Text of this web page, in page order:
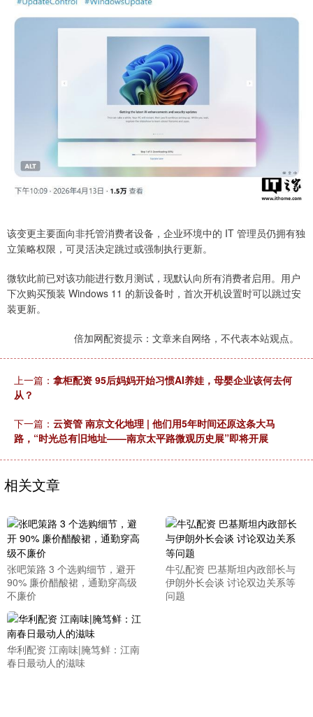
该变更主要面向非托管消费者设备，企业环境中的 IT 管理员仍拥有独
立策略权限，可灵活决定跳过或强制执行更新。
微软此前已对该功能进行数月测试，现默认向所有消费者启用。用户
下次购买预装 Windows 11 的新设备时，首次开机设置时可以跳过安
装更新。
倍加网配资提示：文章来自网络，不代表本站观点。
上一篇： 拿柜配资 95后妈妈开始习惯AI养娃，母婴企业该何去何
从？
下一篇： 云资管 南京文化地理 | 他们用5年时间还原这条大马
路，“时光总有旧地址——南京太平路微观历史展”即将开展
相关文章
张吧策路 3 个选购细节，避开
90% 廉价醋酸裙，通勤穿高级
不廉价
牛弘配资 巴基斯坦内政部长与
伊朗外长会谈 讨论双边关系等
问题
华利配资 江南味|腌笃鲜：江南
春日最动人的滋味